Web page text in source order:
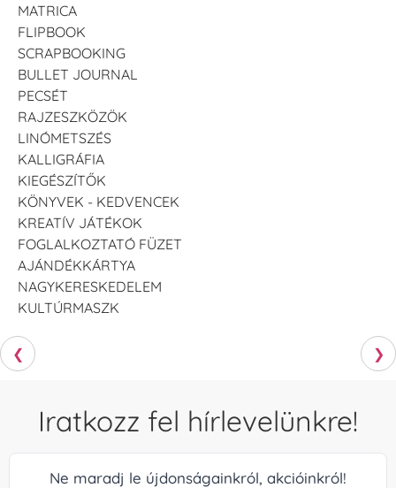
MATRICA
FLIPBOOK
SCRAPBOOKING
BULLET JOURNAL
PECSÉT
RAJZESZKÖZÖK
LINÓMETSZÉS
KALLIGRÁFIA
KIEGÉSZÍTŐK
KÖNYVEK - KEDVENCEK
KREATÍV JÁTÉKOK
FOGLALKOZTATÓ FÜZET
AJÁNDÉKKÁRTYA
NAGYKERESKEDELEM
KULTÚRMASZK
❮ ❯
Iratkozz fel hírlevelünkre!
Ne maradj le újdonságainkról, akcióinkról!